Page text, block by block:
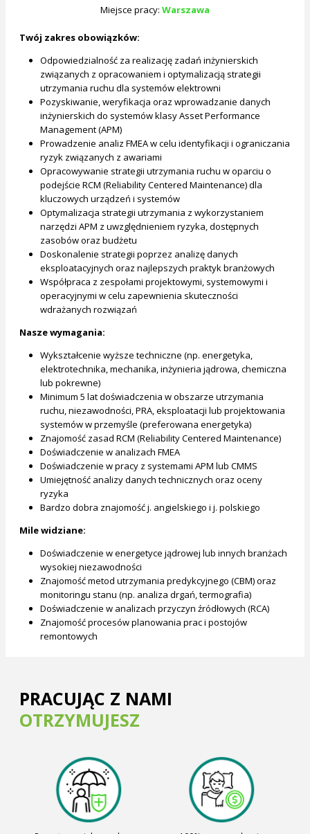
Miejsce pracy: Warszawa
Twój zakres obowiązków:
Odpowiedzialność za realizację zadań inżynierskich
związanych z opracowaniem i optymalizacją strategii
utrzymania ruchu dla systemów elektrowni
Pozyskiwanie, weryfikacja oraz wprowadzanie danych
inżynierskich do systemów klasy Asset Performance
Management (APM)
Prowadzenie analiz FMEA w celu identyfikacji i ograniczania
ryzyk związanych z awariami
Opracowywanie strategii utrzymania ruchu w oparciu o
podejście RCM (Reliability Centered Maintenance) dla
kluczowych urządzeń i systemów
Optymalizacja strategii utrzymania z wykorzystaniem
narzędzi APM z uwzględnieniem ryzyka, dostępnych
zasobów oraz budżetu
Doskonalenie strategii poprzez analizę danych
eksploatacyjnych oraz najlepszych praktyk branżowych
Współpraca z zespołami projektowymi, systemowymi i
operacyjnymi w celu zapewnienia skuteczności
wdrażanych rozwiązań
Nasze wymagania:
Wykształcenie wyższe techniczne (np. energetyka,
elektrotechnika, mechanika, inżynieria jądrowa, chemiczna
lub pokrewne)
Minimum 5 lat doświadczenia w obszarze utrzymania
ruchu, niezawodności, PRA, eksploatacji lub projektowania
systemów w przemyśle (preferowana energetyka)
Znajomość zasad RCM (Reliability Centered Maintenance)
Doświadczenie w analizach FMEA
Doświadczenie w pracy z systemami APM lub CMMS
Umiejętność analizy danych technicznych oraz oceny
ryzyka
Bardzo dobra znajomość j. angielskiego i j. polskiego
Mile widziane:
Doświadczenie w energetyce jądrowej lub innych branżach
wysokiej niezawodności
Znajomość metod utrzymania predykcyjnego (CBM) oraz
monitoringu stanu (np. analiza drgań, termografia)
Doświadczenie w analizach przyczyn źródłowych (RCA)
Znajomość procesów planowania prac i postojów
remontowych
PRACUJĄC Z NAMI
OTRZYMUJESZ